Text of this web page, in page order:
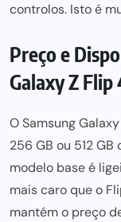
controlos. Isto é
Preço e
Galaxy Z Flip
O Samsung
256 GB ou 512
modelo base é
mais caro que o
mantém o preço